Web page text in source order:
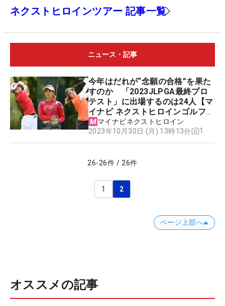
ネクストヒロインツアー 記事一覧
ニュース・記事
今年はだれが“念願の合格”を果た
すのか 「2023JLPGA最終プロ
テスト」に出場するのは24人【マ
イナビ ネクストヒロインゴルフツ
アー】
マイナビネクストヒロイン
2023年10月30日 (月) 13時13分
1
26-26件 / 26件
1 2
ページ上部へ
オススメの記事